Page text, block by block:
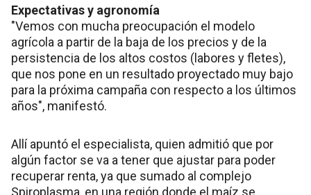
Expectativas y agronomía
"Vemos con mucha preocupación el modelo
agrícola a partir de la baja de los precios y de la
persistencia de los altos costos (labores y fletes),
que nos pone en un resultado proyectado muy bajo
para la próxima campaña con respecto a los últimos
años", manifestó.
Allí apuntó el especialista, quien admitió que por
algún factor se va a tener que ajustar para poder
recuperar renta, ya que sumado al complejo